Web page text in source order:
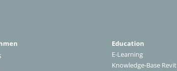
Education
E-Learning
Knowledge-Base Revit